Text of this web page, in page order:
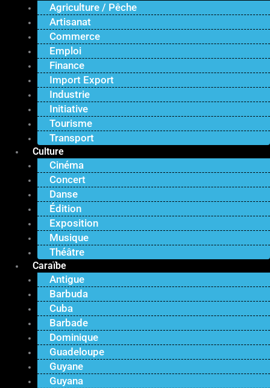
Agriculture / Pêche
Artisanat
Commerce
Emploi
Finance
Import Export
Industrie
Initiative
Tourisme
Transport
Culture
Cinéma
Concert
Danse
Édition
Exposition
Musique
Théâtre
Caraïbe
Antigue
Barbuda
Cuba
Barbade
Dominique
Guadeloupe
Guyane
Guyana